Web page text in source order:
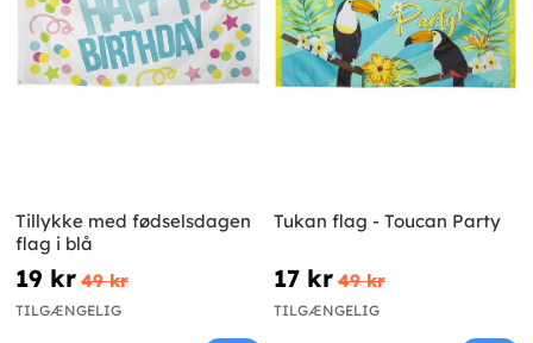
Tillykke med fødselsdagen
flag i blå
19 kr 49 kr
TILGÆNGELIG
Tukan flag - Toucan Party
17 kr 49 kr
TILGÆNGELIG